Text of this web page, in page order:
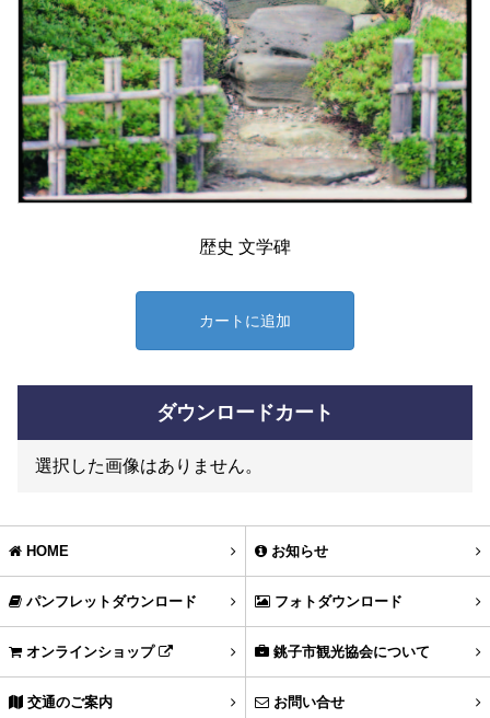
歴史 文学碑
カートに追加
ダウンロードカート
選択した画像はありません。
HOME お知らせ
パンフレットダウンロード フォトダウンロード
オンラインショップ 銚子市観光協会について
交通のご案内 お問い合せ